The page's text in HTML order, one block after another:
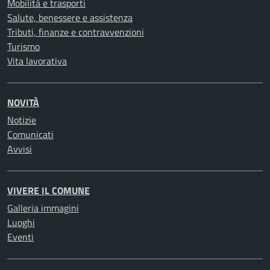
Mobilità e trasporti
Salute, benessere e assistenza
Tributi, finanze e contravvenzioni
Turismo
Vita lavorativa
NOVITÀ
Notizie
Comunicati
Avvisi
VIVERE IL COMUNE
Galleria immagini
Luoghi
Eventi